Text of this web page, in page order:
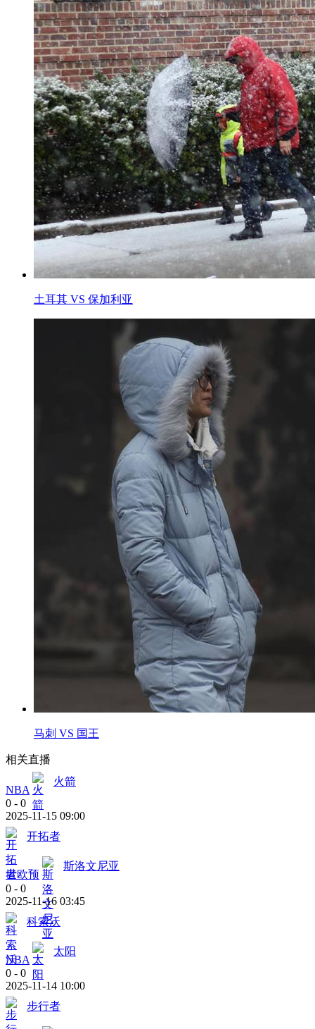
土耳其 VS 保加利亚
马刺 VS 国王
相关直播
NBA
火箭
0 - 0
2025-11-15 09:00
开拓者
世欧预
斯洛文尼亚
0 - 0
2025-11-16 03:45
科索沃
NBA
太阳
0 - 0
2025-11-14 10:00
步行者